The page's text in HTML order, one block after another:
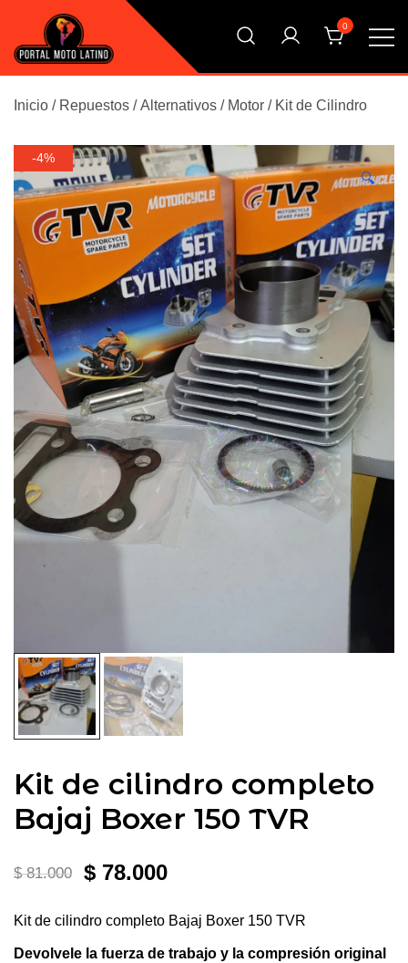
contenido
Argentina
El Primer Shopping Multi Comercios de la Moto Online
0
Inicio / Repuestos /Alternativos / Motor / Kit de Cilindro
-4%
🔍
Kit de cilindro completo
Bajaj Boxer 150 TVR
$81.000
El
original
$ 78.000El
actual
Kit de cilindro completo Bajaj Boxer 150 TVR
Devolvele la fuerza de trabajo y la compresión original